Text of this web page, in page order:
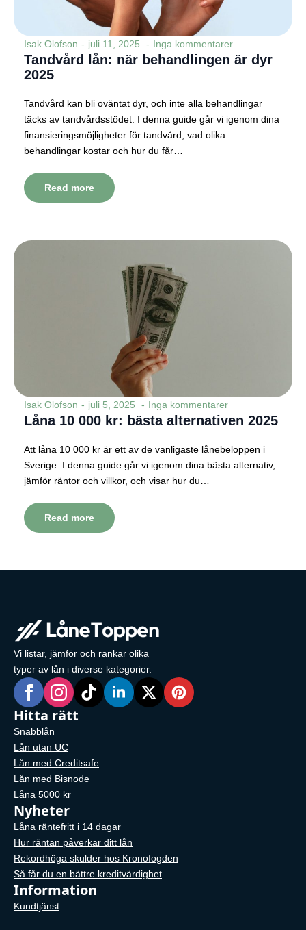
Tandvård lån: när behandlingen är dyr
2025
Isak Olofson juli 11, 2025 Inga kommentarer
Tandvård kan bli oväntat dyr, och inte alla behandlingar
täcks av tandvårdsstödet. I denna guide går vi igenom dina
finansieringsmöjligheter för tandvård, vad olika
behandlingar kostar och hur du får…
Read more
Låna 10 000 kr: bästa alternativen 2025
Isak Olofson juli 5, 2025 Inga kommentarer
Att låna 10 000 kr är ett av de vanligaste lånebeloppen i
Sverige. I denna guide går vi igenom dina bästa alternativ,
jämför räntor och villkor, och visar hur du…
Read more
Vi listar, jämför och rankar olika
typer av lån i diverse kategorier.
Hitta rätt
Snabblån
Lån utan UC
Lån med Creditsafe
Lån med Bisnode
Låna 5000 kr
Nyheter
Låna räntefritt i 14 dagar
Hur räntan påverkar ditt lån
Rekordhöga skulder hos Kronofogden
Så får du en bättre kreditvärdighet
Information
Kundtjänst